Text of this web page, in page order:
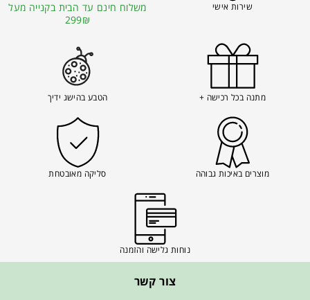
שירות אישי
משלוח חינם עד הבית בקנייה מעל
299₪
מתנה בכל רכישה + הטבע בהישג ידיך
מוצרים באיכות גבוהה סליקה מאובטחת
נוחות גלישה והזמנה
צור קשר